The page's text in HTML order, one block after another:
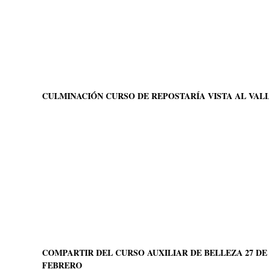
CULMINACIÓN CURSO DE REPOSTARÍA VISTA AL
COMPARTIR DEL CURSO AUXILIAR DE BELLEZA 27 DE
FEBRERO